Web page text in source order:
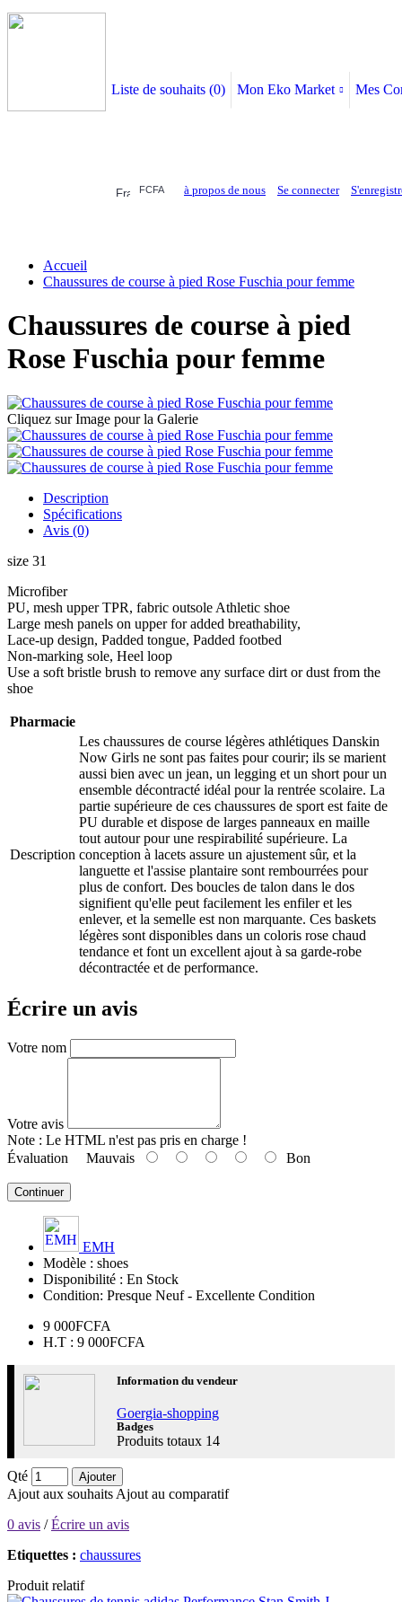
Liste de souhaits (0) Mon Eko Market Mes
FCFA à propos de nous Se connecter
Accueil
Chaussures de course à pied Rose Fuschia pour femme
Chaussures de course à pied
Rose Fuschia pour femme
Cliquez sur Image pour la Galerie
Description
Spécifications
Avis (0)
size 31
Microfiber
PU, mesh upper TPR, fabric outsole Athletic shoe
Large mesh panels on upper for added breathability,
Lace-up design, Padded tongue, Padded footbed
Non-marking sole, Heel loop
Use a soft bristle brush to remove any surface dirt or dust from the
shoe
Pharmacie
Description
Les chaussures de course légères athlétiques Danskin
Now Girls ne sont pas faites pour courir; ils se marient
aussi bien avec un jean, un legging et un short pour un
ensemble décontracté idéal pour la rentrée scolaire. La
partie supérieure de ces chaussures de sport est faite de
PU durable et dispose de larges panneaux en maille
tout autour pour une respirabilité supérieure. La
conception à lacets assure un ajustement sûr, et la
languette et l'assise plantaire sont rembourrées pour
plus de confort. Des boucles de talon dans le dos
signifient qu'elle peut facilement les enfiler et les
enlever, et la semelle est non marquante. Ces baskets
légères sont disponibles dans un coloris rose chaud
tendance et font un excellent ajout à sa garde-robe
décontractée et de performance.
Écrire un avis
Votre nom
Votre avis
Note : Le HTML n'est pas pris en charge !
Évaluation Mauvais Bon
Continuer
EMH
Modèle : shoes
Disponibilité : En Stock
Condition: Presque Neuf - Excellente Condition
9 000FCFA
H.T : 9 000FCFA
Information du vendeur
Goergia-shopping
Badges
Produits totaux 14
Qté Ajouter
Ajout aux souhaits Ajout au comparatif
0 avis /Écrire un avis
Etiquettes : chaussures
Produit relatif